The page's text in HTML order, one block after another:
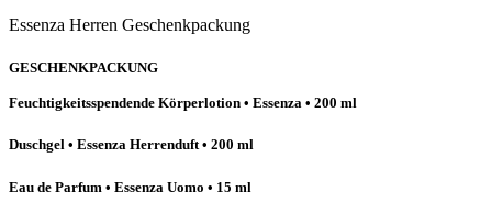
Essenza Herren Geschenkpackung
GESCHENKPACKUNG
Feuchtigkeitsspendende Körperlotion • Essenza • 200 ml
Duschgel • Essenza Herrenduft • 200 ml
Eau de Parfum • Essenza Uomo • 15 ml